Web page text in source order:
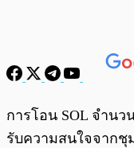
การโอน SOL จำน
รับความสนใจจากชุ